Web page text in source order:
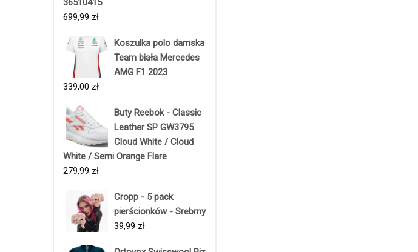
699,99 zł
Koszulka polo damska
Team biała Mercedes
AMG F1 2023
339,00 zł
Buty Reebok - Classic
Leather SP GW3795
Cloud White / Cloud
White / Semi Orange Flare
279,99 zł
Cropp - 5 pack
pierścionków - Srebrny
39,99 zł